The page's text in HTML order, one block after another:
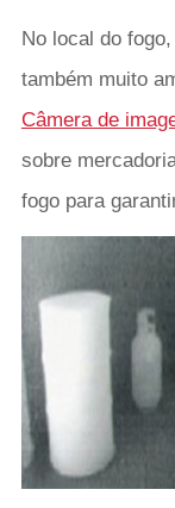
No local do
também muito
Câmera de
sobre
fogo para